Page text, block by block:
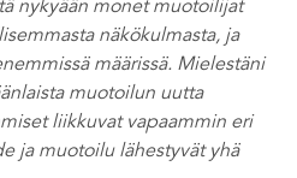
nykyään monet muotoilijat
näkökulmasta, ja
määrissä. Mielestäni
muotoilun uutta
liikkuvat vapaammin eri
ja muotoilu lähestyvät yhä